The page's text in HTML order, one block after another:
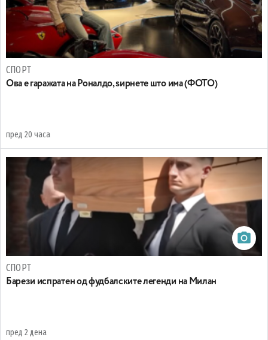
СПОРТ
Ова е гаражата на Роналдо, ѕирнете што има (ФОТО)
пред 20 часа
СПОРТ
Барези испратен од фудбалските легенди на Милан
пред 2 дена